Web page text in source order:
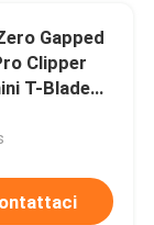
Gapped
Clipper
T-Blade